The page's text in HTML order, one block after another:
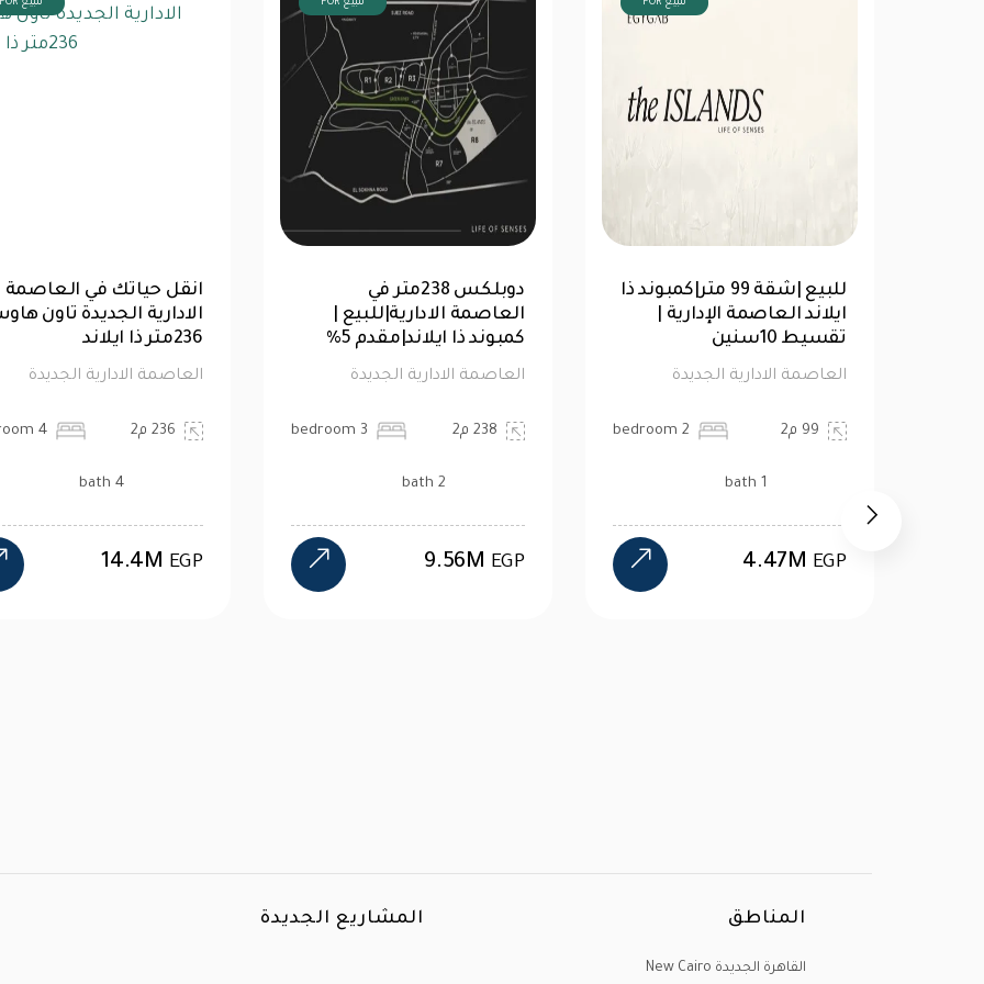
FOR للبيع
دوبلكس 238متر في
العاصمة الادارية|للبيع |
كمبوند ذا ايلاند|مقدم 5%
العاصمة الادارية الجديدة
238 م2 3 bedroom
9.56MEGP
FOR للبيع
للبيع |شقة 99 متر|كمبوند ذا
ايلاند العاصمة الإدارية |
تقسيط 10سنين
العاصمة الادارية الجديدة
99 م2 2 bedroom
4.47MEGP
FOR للبيع
دوبلكس 397متر 5 غرف نوم
بوتانيكا العاصمة الإدارية
الجديدة| للبيع
العاصمة الادارية الجديدة
397 م2 5 bedroom
12.39MEGP
المناطق
القاهرة الجديدة New Cairo
المشاريع الجديدة